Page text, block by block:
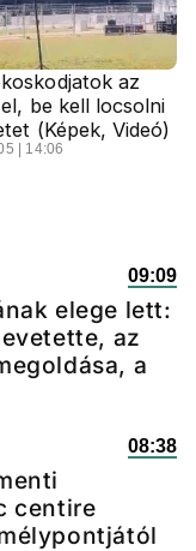
az
be kell locsolni
(Képek, Videó)
| 14:06
09:09
elege lett:
az
a
08:38
centire